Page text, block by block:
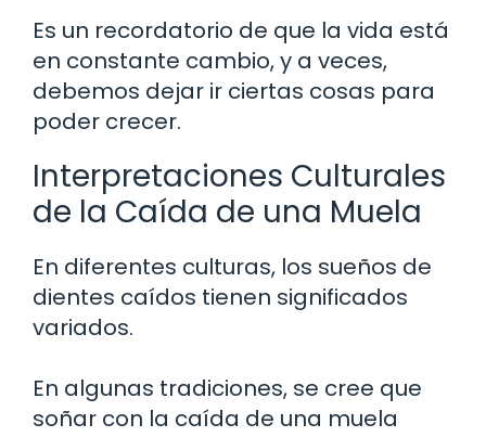
Es un recordatorio de que la vida está
en constante cambio, y a veces,
debemos dejar ir ciertas cosas para
poder crecer.
Interpretaciones Culturales
de la Caída de una Muela
En diferentes culturas, los sueños de
dientes caídos tienen significados
variados.
En algunas tradiciones, se cree que
soñar con la caída de una muela